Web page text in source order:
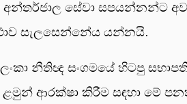
සේවා සපයන්නන්ට
සැලසෙන්නේය යන්නයි.
ලංකා නීතිඥ සංගමයේ හිටපු
ආරක්ෂා කිරීම සඳහා මේ